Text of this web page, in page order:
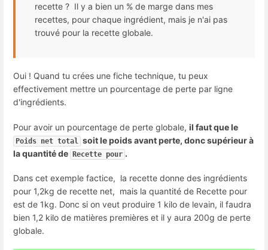
recette ? Il y a bien un % de marge dans mes
recettes, pour chaque ingrédient, mais je n'ai pas
trouvé pour la recette globale.
Oui ! Quand tu crées une fiche technique, tu peux
effectivement mettre un pourcentage de perte par ligne
d'ingrédients.
Pour avoir un pourcentage de perte globale, il faut que le
Poids net total
soit le poids avant perte, donc supérieur à
la quantité de Recette pour .
Dans cet exemple factice, la recette donne des ingrédients
pour 1,2kg de recette net, mais la quantité de Recette pour
est de 1kg. Donc si on veut produire 1 kilo de levain, il faudra
bien 1,2 kilo de matières premières et il y aura 200g de perte
globale.